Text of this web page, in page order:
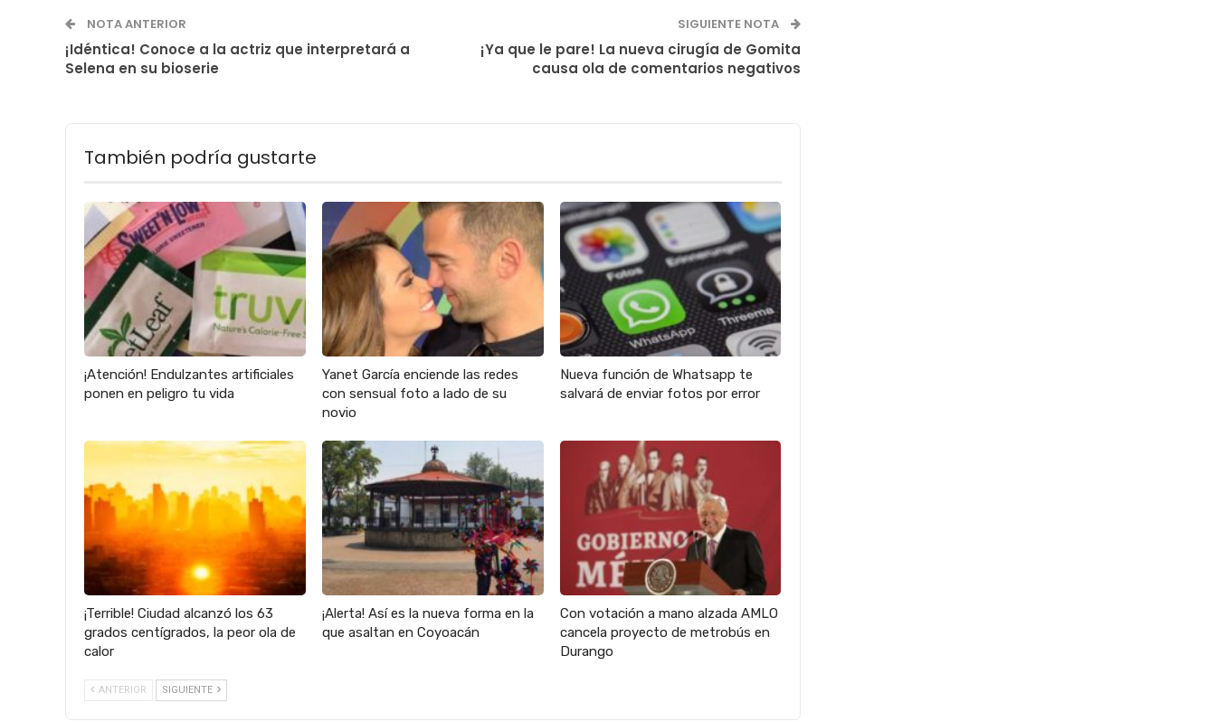
NOTA ANTERIOR
¡Idéntica! Conoce a la actriz que interpretará a
Selena en su bioserie
SIGUIENTE NOTA
¡Ya que le pare! La nueva cirugía de Gomita
causa ola de comentarios negativos
También podría gustarte
¡Atención! Endulzantes artificiales
ponen en peligro tu vida
Yanet García enciende las redes
con sensual foto a lado de su
novio
Nueva función de Whatsapp te
salvará de enviar fotos por error
¡Terrible! Ciudad alcanzó los 63
grados centígrados, la peor ola de
calor
¡Alerta! Así es la nueva forma en la
que asaltan en Coyoacán
Con votación a mano alzada AMLO
cancela proyecto de metrobús en
Durango
ANTERIOR SIGUIENTE